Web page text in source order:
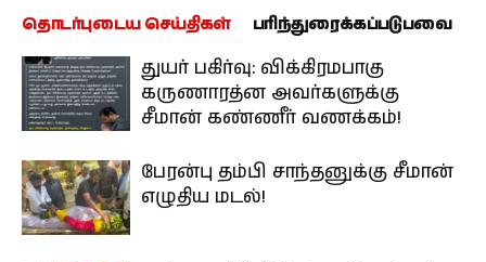
தொடர்புடைய செய்திகள் பரிந்துரைக்கப்படுபவை
துயர் பகிர்வு: விக்கிரமபாகு
கருணாரத்ன அவர்களுக்கு
சீமான் கண்ணீர் வணக்கம்!
பேரன்பு தம்பி சாந்தனுக்கு சீமான்
எழுதிய மடல்!